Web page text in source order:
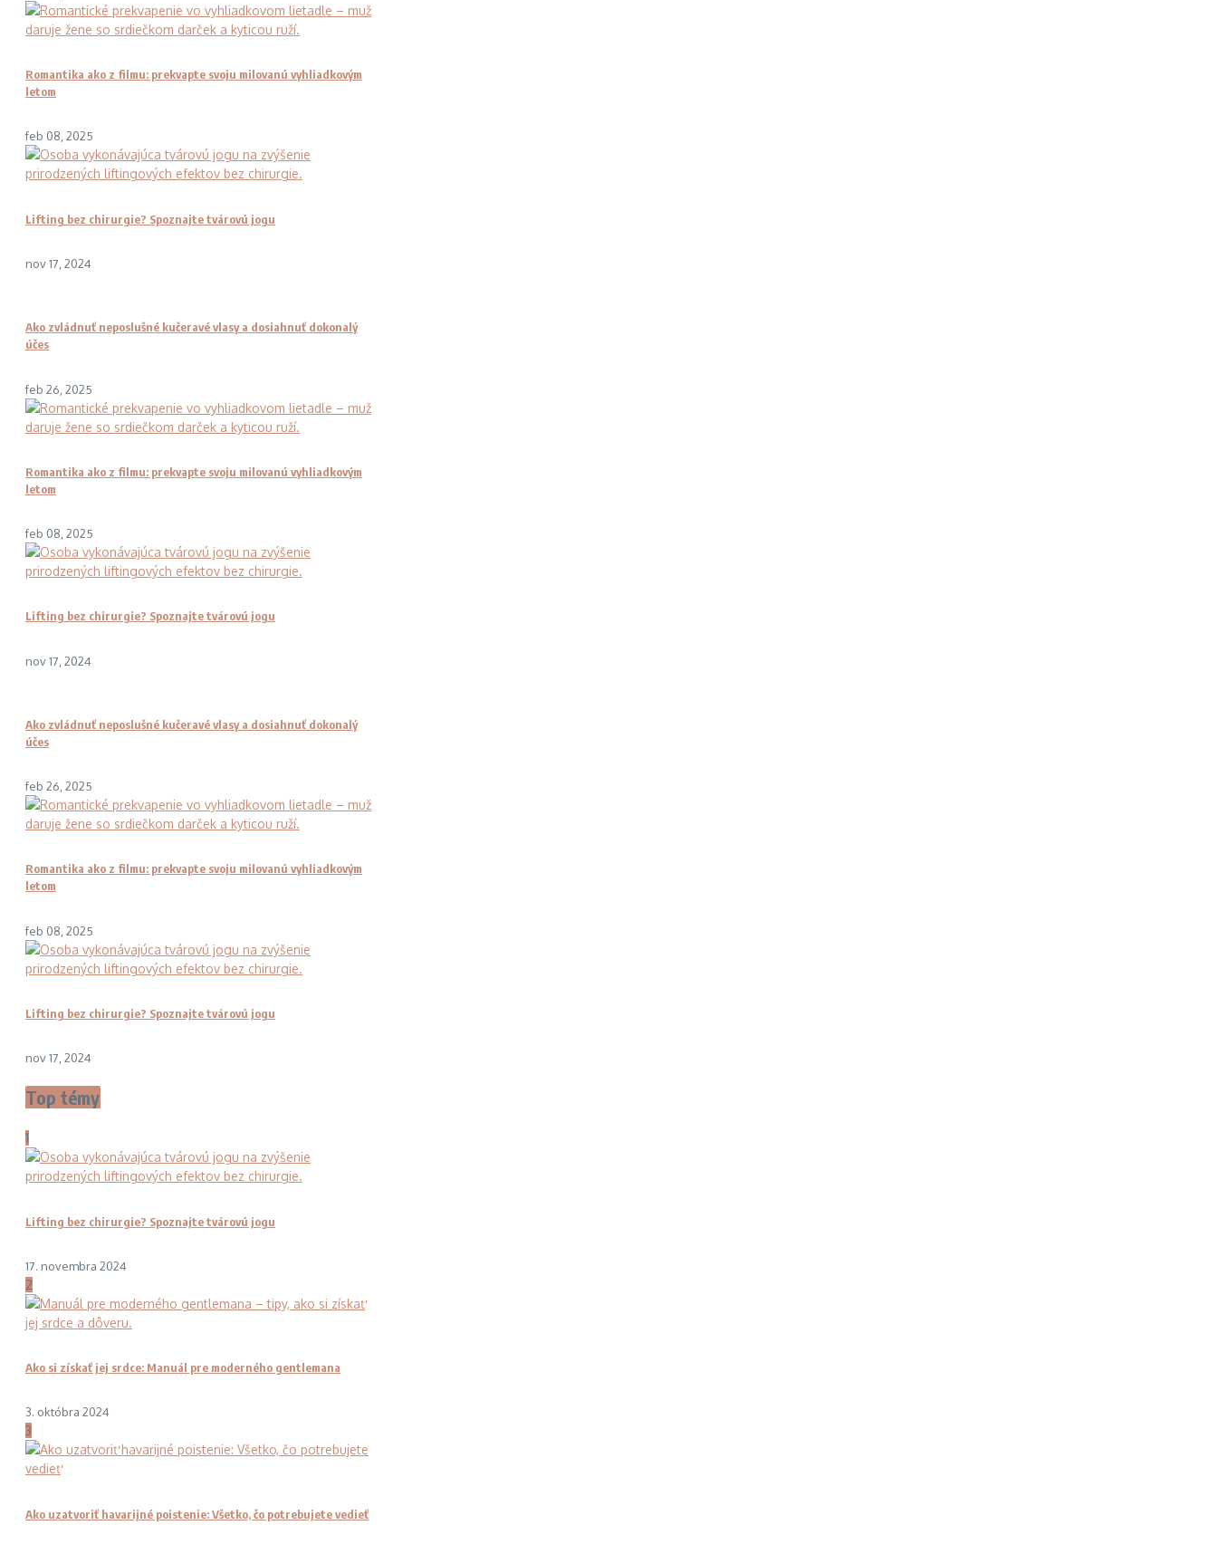
Romantika ako z filmu: prekvapte svoju milovanú vyhliadkovým
letom
feb 08, 2025
Lifting bez chirurgie? Spoznajte tvárovú jogu
nov 17, 2024
Ako zvládnuť neposlušné kučeravé vlasy a dosiahnuť dokonalý
účes
feb 26, 2025
Romantika ako z filmu: prekvapte svoju milovanú vyhliadkovým
letom
feb 08, 2025
Lifting bez chirurgie? Spoznajte tvárovú jogu
nov 17, 2024
Ako zvládnuť neposlušné kučeravé vlasy a dosiahnuť dokonalý
účes
feb 26, 2025
Romantika ako z filmu: prekvapte svoju milovanú vyhliadkovým
letom
feb 08, 2025
Lifting bez chirurgie? Spoznajte tvárovú jogu
nov 17, 2024
Top témy
1
Lifting bez chirurgie? Spoznajte tvárovú jogu
17. novembra 2024
2
Ako si získať jej srdce: Manuál pre moderného gentlemana
3. októbra 2024
3
Ako uzatvoriť havarijné poistenie: Všetko, čo potrebujete vedieť